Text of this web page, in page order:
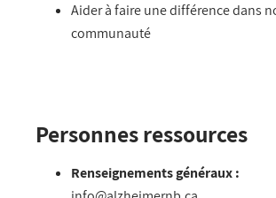
Aider à faire une différence dans
communauté
Personnes ressources
Renseignements généraux: